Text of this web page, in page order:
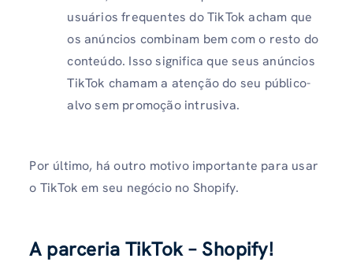
usuários frequentes do TikTok acham que
os anúncios combinam bem com o resto do
conteúdo. Isso significa que seus anúncios
TikTok chamam a atenção do seu público-
alvo sem promoção intrusiva.
Por último, há outro motivo importante para usar
o TikTok em seu negócio no Shopify.
A parceria TikTok – Shopify!